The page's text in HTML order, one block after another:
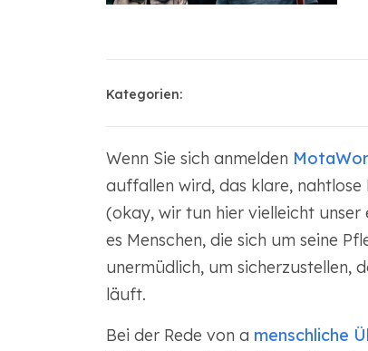
Kategorien:
Wenn Sie sich anmelden
auffallen wird, das klare,
(okay, wir tun hier vielleicht
es Menschen, die sich um seine
unermüdlich, um sicherzustellen,
läuft.
Bei der Rede von a menschliche